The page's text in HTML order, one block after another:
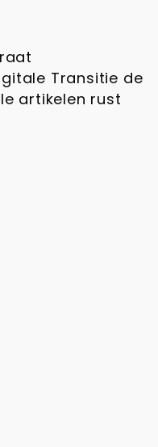
Transitie de
artikelen rust